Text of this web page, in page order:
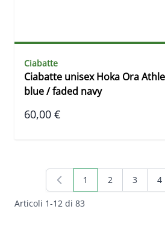
Ciabatte
Ciabatte unisex Hoka Ora
blue / faded navy
60,00 €
Articoli 1-12 di 83
Attualmente stai
1 Pagina
2 Pagina
3 4